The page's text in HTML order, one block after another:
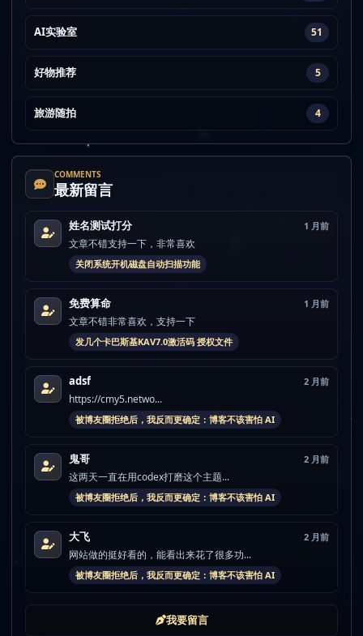
AI实验室 51
好物推荐 5
旅游随拍 4
COMMENTS
最新留言
姓名测试打分 1 月前
文章不错支持一下，非常喜欢
关闭系统开机磁盘自动扫描功能
免费算命 1 月前
文章不错非常喜欢，支持一下
发几个卡巴斯基KAV7.0激活码 授权文件
adsf 2 月前
https://cmy5.netwo...
被博友圈拒绝后，我反而更确定：博客不该害怕 AI
鬼哥 2 月前
这两天一直在用codex打磨这个主题...
被博友圈拒绝后，我反而更确定：博客不该害怕 AI
大飞 2 月前
网站做的挺好看的，能看出来花了很多功...
被博友圈拒绝后，我反而更确定：博客不该害怕 AI
我要留言